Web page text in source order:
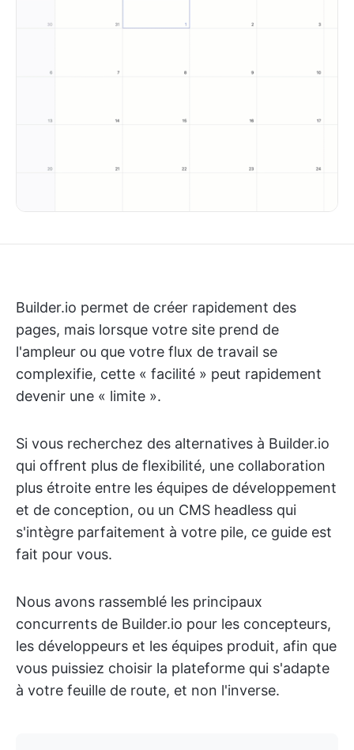
Builder.io permet de créer rapidement des
pages, mais lorsque votre site prend de
l'ampleur ou que votre flux de travail se
complexifie, cette « facilité » peut rapidement
devenir une « limite ».
Si vous recherchez des alternatives à Builder.io
qui offrent plus de flexibilité, une collaboration
plus étroite entre les équipes de développement
et de conception, ou un CMS headless qui
s'intègre parfaitement à votre pile, ce guide est
fait pour vous.
Nous avons rassemblé les principaux
concurrents de Builder.io pour les concepteurs,
les développeurs et les équipes produit, afin que
vous puissiez choisir la plateforme qui s'adapte
à votre feuille de route, et non l'inverse.